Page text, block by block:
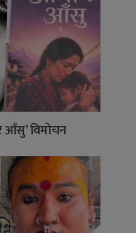
आँसु’ विमोचन